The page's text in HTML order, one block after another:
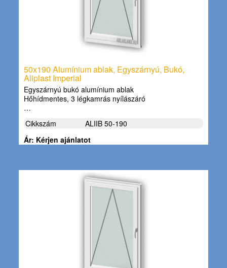
50x190 Alumínium ablak, Egyszárnyú, Bukó,
Aliplast Imperial
Egyszárnyú bukó alumínium ablak
Hőhídmentes, 3 légkamrás nyílászáró
…
Cikkszám
ALIIB 50-190
Ár: Kérjen ajánlatot